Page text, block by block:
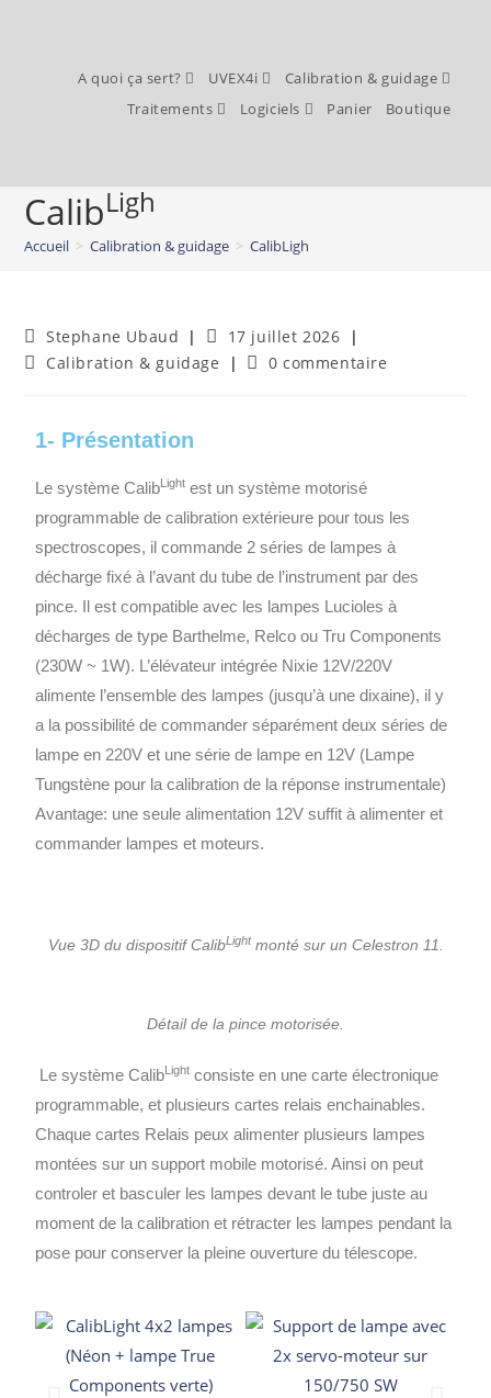
A quoi ça sert? UVEX4i
Calibration & guidage
Traitements
Logiciels Panier Boutique
CalibLigh
Accueil > Calibration & guidage > CalibLigh
Stephane Ubaud
17 juillet 2026
Calibration & guidage
0 commentaire
1- Présentation
Le système Calib Light est un système motorisé
programmable de calibration extérieure pour tous les
spectroscopes, il commande 2 séries de lampes à
décharge fixé à l’avant du tube de l’instrument par des
pince. Il est compatible avec les lampes Lucioles à
décharges de type Barthelme, Relco ou Tru Components
(230W ~ 1W). L’élévateur intégrée Nixie 12V/220V
alimente l’ensemble des lampes (jusqu’à une dixaine), il y
a la possibilité de commander séparément deux séries de
lampe en 220V et une série de lampe en 12V (Lampe
Tungstène pour la calibration de la réponse instrumentale)
Avantage: une seule alimentation 12V suffit à alimenter et
commander lampes et moteurs.
Vue 3D du dispositif CalibLightmonté sur un Celestron 11.
Détail de la pince motorisée.
Le système Calib Light consiste en une carte électronique
programmable, et plusieurs cartes relais enchainables.
Chaque cartes Relais peux alimenter plusieurs lampes
montées sur un support mobile motorisé. Ainsi on peut
controler et basculer les lampes devant le tube juste au
moment de la calibration et rétracter les lampes pendant la
pose pour conserver la pleine ouverture du télescope.